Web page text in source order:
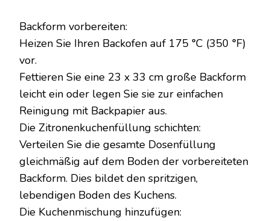
Backform vorbereiten:
Heizen Sie Ihren Backofen auf 175 °C (350 °F)
vor.
Fettieren Sie eine 23 x 33 cm große Backform
leicht ein oder legen Sie sie zur einfachen
Reinigung mit Backpapier aus.
Die Zitronenkuchenfüllung schichten:
Verteilen Sie die gesamte Dosenfüllung
gleichmäßig auf dem Boden der vorbereiteten
Backform. Dies bildet den spritzigen,
lebendigen Boden des Kuchens.
Die Kuchenmischung hinzufügen: